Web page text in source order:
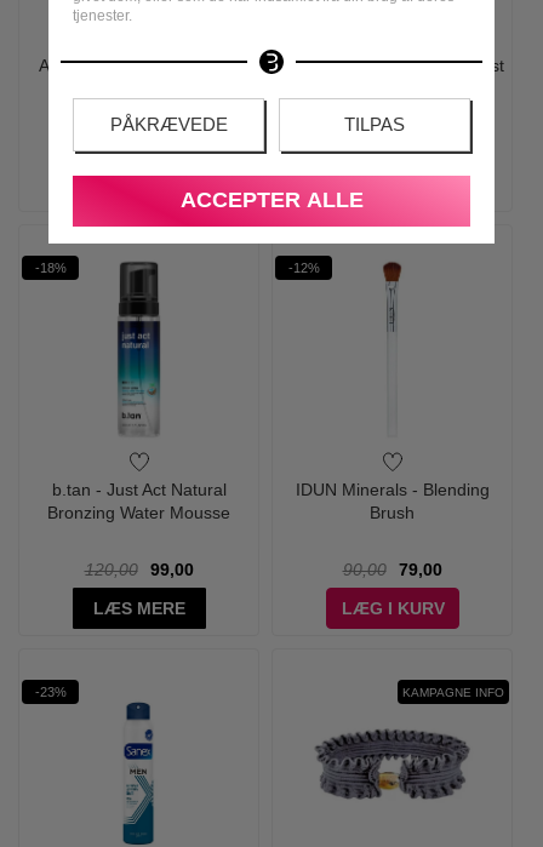
tjenester.
PÅKRÆVEDE TILPAS
ACCEPTER ALLE
Ardell - Nail Addict Natural
Ambi Pur - Luftfrisker Air Mist
-18%
b.tan - Just Act Natural
Bronzing Water Mousse
120,00
99,00
LÆS MERE
-12%
IDUN Minerals - Blending
Brush
90,00
79,00
LÆG I KURV
-23% KAMPAGNE INFO